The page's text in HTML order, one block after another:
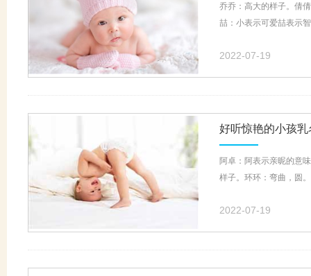
乔乔：高大的样子。倩
喆：小表示可爱喆表示
2022-07-19
好听惊艳的小孩乳
阿卓：阿表示亲昵的意
样子。环环：弯曲，圆
2022-07-19